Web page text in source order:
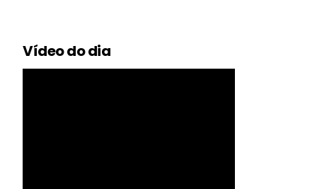
Vídeo do dia